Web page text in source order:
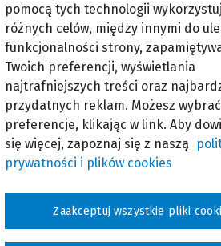
masz swojego konta w serwisie,
pomocą tych technologii
różnych celów, między innymi do
funkcjonalności strony,
Twoich preferencji, wyświetlania
najtrafniejszych treści oraz
przydatnych reklam. Możesz
preferencje, klikając w link. Aby
się więcej, zapoznaj się z naszą
prywatności i plików cookies
Zaakceptuj wszystkie pliki